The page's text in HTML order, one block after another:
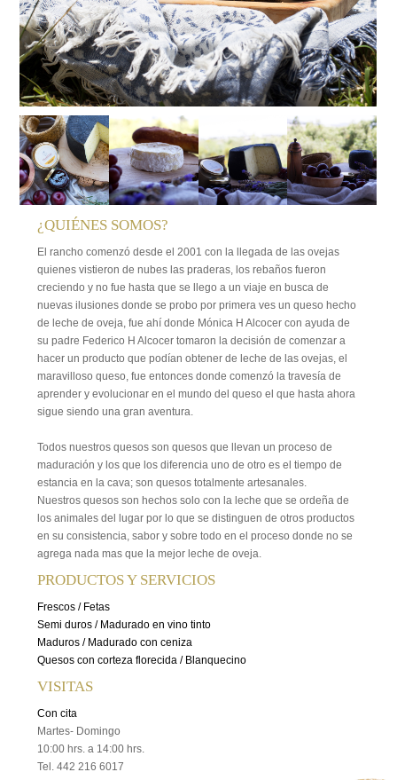
¿QUIÉNES SOMOS?
El rancho comenzó desde el 2001 con la llegada de las ovejas
quienes vistieron de nubes las praderas, los rebaños fueron
creciendo y no fue hasta que se llego a un viaje en busca de
nuevas ilusiones donde se probo por primera ves un queso hecho
de leche de oveja, fue ahí donde Mónica H Alcocer con ayuda de
su padre Federico H Alcocer tomaron la decisión de comenzar a
hacer un producto que podían obtener de leche de las ovejas, el
maravilloso queso, fue entonces donde comenzó la travesía de
aprender y evolucionar en el mundo del queso el que hasta ahora
sigue siendo una gran aventura.
Todos nuestros quesos son quesos que llevan un proceso de
maduración y los que los diferencia uno de otro es el tiempo de
estancia en la cava; son quesos totalmente artesanales.
Nuestros quesos son hechos solo con la leche que se ordeña de
los animales del lugar por lo que se distinguen de otros productos
en su consistencia, sabor y sobre todo en el proceso donde no se
agrega nada mas que la mejor leche de oveja.
PRODUCTOS Y SERVICIOS
Frescos / Fetas
Semi duros / Madurado en vino tinto
Maduros / Madurado con ceniza
Quesos con corteza florecida / Blanquecino
VISITAS
Con cita
Martes- Domingo
10:00 hrs. a 14:00 hrs.
Tel. 442 216 6017